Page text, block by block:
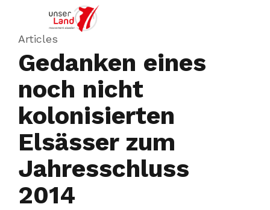
Articles
Gedanken eines
noch nicht
kolonisierten
Elsässer zum
Jahresschluss
2014